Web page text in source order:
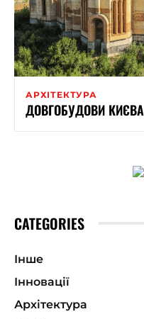
АРХІТЕКТУРА
ДОВГОБУДОВИ КИЄВА
CATEGORIES
Інше
Інновації
Архітектура